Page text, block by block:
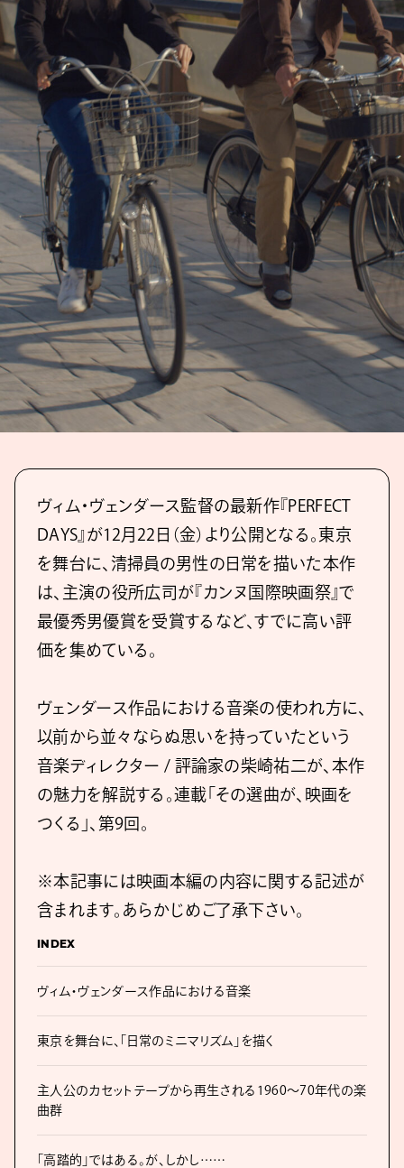
ヴィム・ヴェンダース監督の最新作『PERFECT
DAYS』が12月22日（金）より公開となる。東京
を舞台に、清掃員の男性の日常を描いた本作
は、主演の役所広司が『カンヌ国際映画祭』で
最優秀男優賞を受賞するなど、すでに高い評
価を集めている。
ヴェンダース作品における音楽の使われ方に、
以前から並々ならぬ思いを持っていたという
音楽ディレクター / 評論家の柴崎祐二が、本作
の魅力を解説する。連載「その選曲が、映画を
つくる」、第9回。
※本記事には映画本編の内容に関する記述が
含まれます。あらかじめご了承下さい。
INDEX
ヴィム・ヴェンダース作品における音楽
東京を舞台に、「日常のミニマリズム」を描く
主人公のカセットテープから再生される1960〜70年代の楽
曲群
「高踏的」ではある。が、しかし……